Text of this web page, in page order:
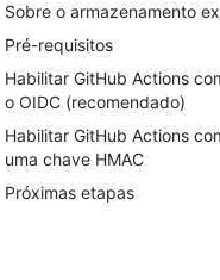
Sobre o armazenamento
Pré-requisitos
Habilitar GitHub Actions
o OIDC (recomendado)
Habilitar GitHub Actions
uma chave HMAC
Próximas etapas